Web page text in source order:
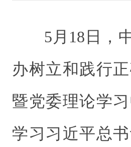
5月18日，
办树立和践行
暨党委理论学
学习习近平总